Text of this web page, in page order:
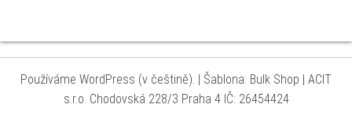
Používáme WordPress (v češtině). | Šablona: Bulk Shop | ACIT
s.r.o. Chodovská 228/3 Praha 4 IČ: 26454424